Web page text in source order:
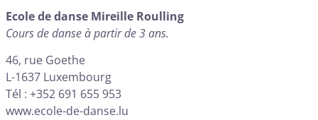
Ecole de danse Mireille Roulling
Cours de danse à partir de 3 ans.
46, rue Goethe
L-1637 Luxembourg
Tél : +352 691 655 953
www.ecole-de-danse.lu